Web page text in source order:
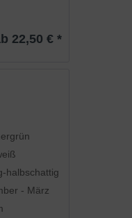
22,50 € *
halbschattig
- März